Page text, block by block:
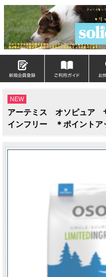
NEW
アーテミス オソピュア
インフリー ＊ポイントア